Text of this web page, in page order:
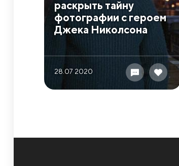
раскрыть тайну
фотографии с героем
Джека Николсона
28.07 2020